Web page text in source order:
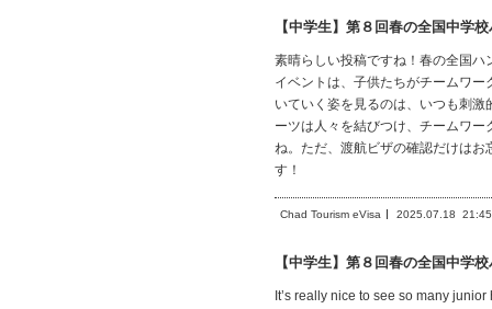
【中学生】第８回春の全国中学
素晴らしい投稿ですね！春の全国
イベントは、子供たちがチームワ
いていく姿を見るのは、いつも刺
ーツは人々を結びつけ、チームワ
ね。ただ、渡航ビザの確認だけは
す！
Chad Tourism eVisa 2025.07.18 21:45
【中学生】第８回春の全国中学
It’s really nice to see so many